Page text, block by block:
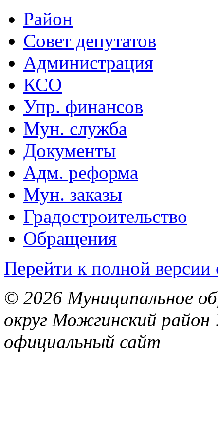
Район
Совет депутатов
Администрация
КСО
Упр. финансов
Мун. служба
Документы
Адм. реформа
Мун. заказы
Градостроительство
Обращения
Перейти к полной версии
© 2026 Муниципальное
округ Можгинский район
официальный сайт